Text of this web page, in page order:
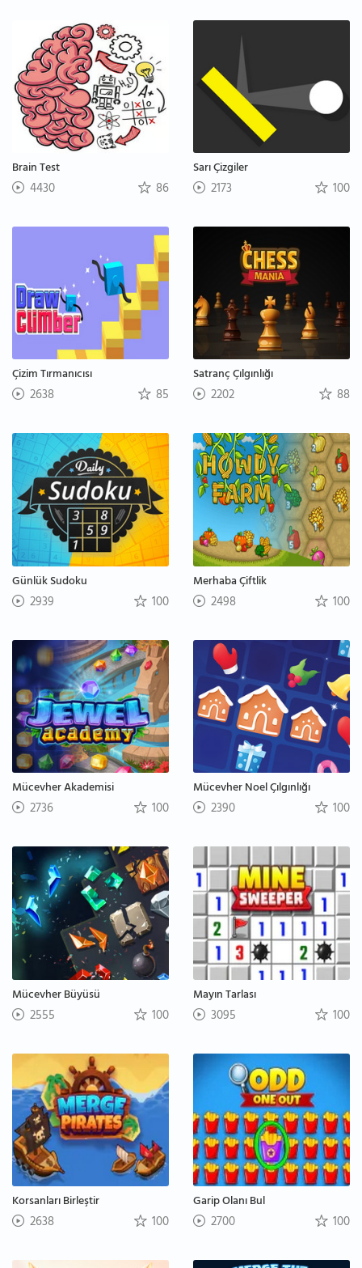
Brain Test
4430 86
Sarı Çizgiler
2173 100
Çizim Tırmanıcısı
2638 85
Satranç Çılgınlığı
2202 88
Günlük Sudoku
2939 100
Merhaba Çiftlik
2498 100
Mücevher Akademisi
2736 100
Mücevher Noel Çılgınlığı
2390 100
Mücevher Büyüsü
2555 100
Mayın Tarlası
3095 100
Korsanları Birleştir
2638 100
Garip Olanı Bul
2700 100